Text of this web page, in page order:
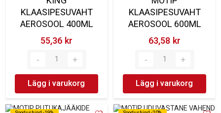
KLAASIPESUVAHT
AEROSOOL 400ML
55,36 kr‎
Lägg i varukorg
KLAASIPESUVAHT
AEROSOOL 600ML
63,58 kr‎
Lägg i varukorg